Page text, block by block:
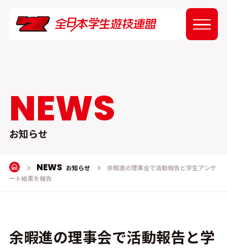
ABOUT
EVENT
REPORT
NEWS
お知らせ
NEWS お知らせ
余暇進の理事会で活動報告と学生アンケ
ート結果を報告
余暇進の理事会で活動報告と学